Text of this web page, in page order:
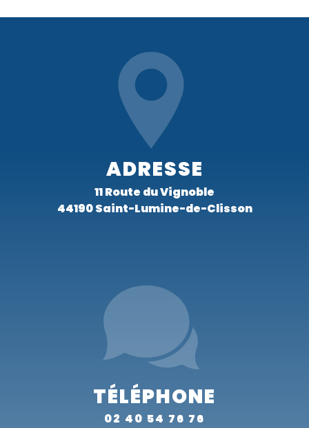
ADRESSE
11 Route du Vignoble
44190 Saint-Lumine-de-Clisson
TÉLÉPHONE
02 40 54 76 76